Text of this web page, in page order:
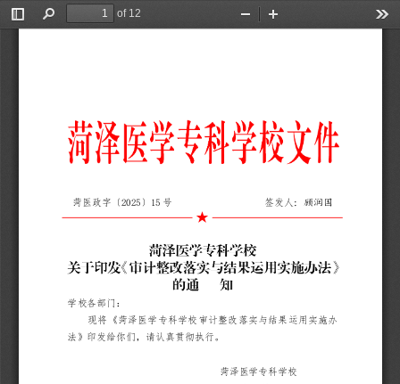
Toggle
Find
of 12
Zoom
菏医政字〔2025 〕 15 号 签发人 ： 顾润国
★
学校各部门 ：
现将 《菏泽医学专科学校 审计整改落实与结果运用实施办
法 》 印发给你们， 请认真贯彻执行。
菏泽医学专科学校